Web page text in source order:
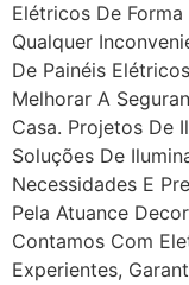
Elétricos De
Qualquer
De Painéis
Melhorar A
Casa. Projetos De
Soluções De
Necessidades E
Pela Atuance
Contamos Com
Experientes,